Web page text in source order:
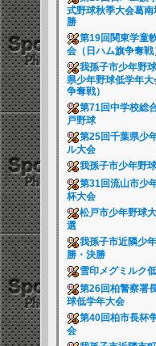
式野球秋季大会葛
勝
第19回関東学童
会（日ハム旗争奪戦
我孫子市少年野
県少年野球低学年
争奪戦）
第71回中学校総
戸野球
第25回千葉県少
ル大会
我孫子市少年野
第31回流山市少
杯大会
松戸市少年野球
選
我孫子市近隣少
勝・決勝
雪印メグミルク
第26回柏警察署
球低学年大会
第40回柏市長杯
会